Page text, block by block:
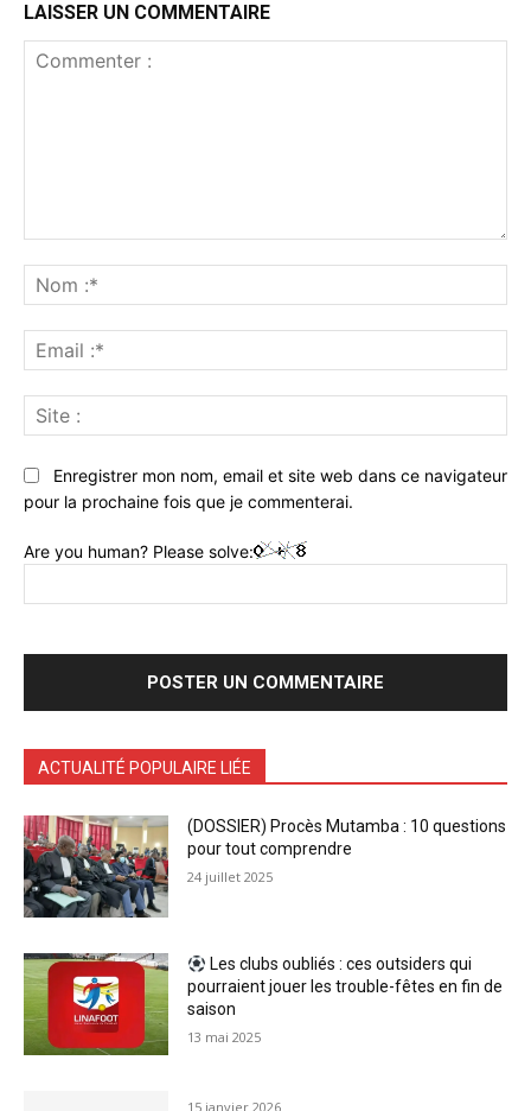
LAISSER UN COMMENTAIRE
:*
:*
:
Enregistrer mon nom, email et site web dans ce navigateur
pour la prochaine fois que je commenterai.
Are you human? Please solve:
ACTUALITÉ POPULAIRE LIÉE
(DOSSIER) Procès Mutamba : 10 questions
pour tout comprendre
24 juillet 2025
Les clubs oubliés : ces outsiders qui
pourraient jouer les trouble-fêtes en fin de
saison
13 mai 2025
15 janvier 2026